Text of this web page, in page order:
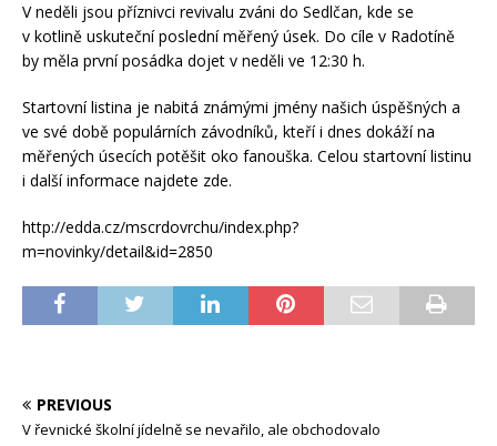
V neděli jsou příznivci revivalu zváni do Sedlčan, kde se
v kotlině uskuteční poslední měřený úsek. Do cíle v Radotíně
by měla první posádka dojet v neděli ve 12:30 h.
Startovní listina je nabitá známými jmény našich úspěšných a
ve své době populárních závodníků, kteří i dnes dokáží na
měřených úsecích potěšit oko fanouška. Celou startovní listinu
i další informace najdete zde.
http://edda.cz/mscrdovrchu/index.php?
m=novinky/detail&id=2850
PREVIOUS
V řevnické školní jídelně se nevařilo, ale obchodovalo